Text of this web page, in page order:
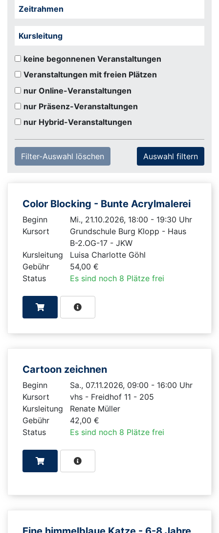
Zeitrahmen
Kursleitung
keine begonnenen Veranstaltungen
Veranstaltungen mit freien Plätzen
nur Online-Veranstaltungen
nur Präsenz-Veranstaltungen
nur Hybrid-Veranstaltungen
Filter-Auswahl löschen
Color Blocking - Bunte Acrylmalerei
Beginn
Mi., 21.10.2026, 18:00 - 19:30 Uhr
Kursort
Grundschule Burg Klopp - Haus
B-2.OG-17 - JKW
Kursleitung
Luisa Charlotte Göhl
Gebühr
54,00 €
Status
Es sind noch 8 Plätze frei
Cartoon zeichnen
Beginn
Sa., 07.11.2026, 09:00 - 16:00 Uhr
Kursort
vhs - Freidhof 11 - 205
Kursleitung
Renate Müller
Gebühr
42,00 €
Status
Es sind noch 8 Plätze frei